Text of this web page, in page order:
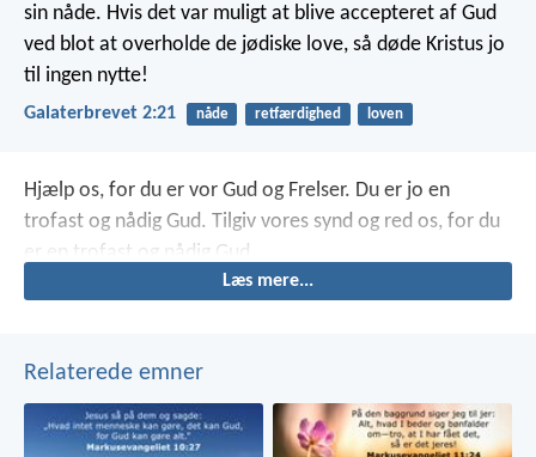
sin nåde. Hvis det var muligt at blive accepteret af Gud
ved blot at overholde de jødiske love, så døde Kristus jo
til ingen nytte!
Galaterbrevet 2:21 nåde retfærdighed loven
Hjælp os, for du er vor Gud og Frelser. Du er jo en
trofast og nådig Gud. Tilgiv vores synd og red os, for du
er en trofast og nådig Gud.
Læs mere...
Relaterede emner